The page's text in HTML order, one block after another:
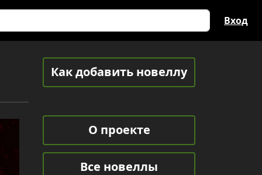
Вход
Как добавить новеллу
О проекте
Все новеллы